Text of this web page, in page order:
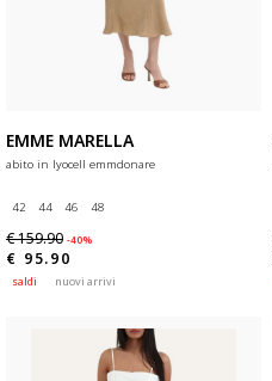
EMME MARELLA
abito in lyocell emmdonare
42 44 46 48
€ 159.90 -40%
€ 95.90
saldi nuovi arrivi